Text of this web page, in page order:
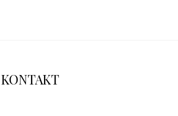
KONTAKT